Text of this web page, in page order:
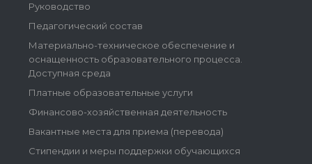
Руководство
Педагогический состав
Материально-техническое обеспечение и
оснащенность образовательного процесса.
Доступная среда
Платные образовательные услуги
Финансово-хозяйственная деятельность
Вакантные места для приема (перевода)
Стипендии и меры поддержки обучающихся